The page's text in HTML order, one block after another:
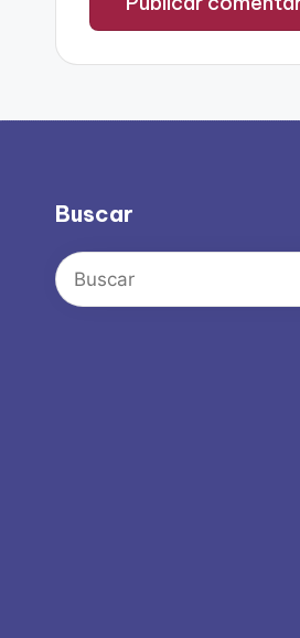
Buscar